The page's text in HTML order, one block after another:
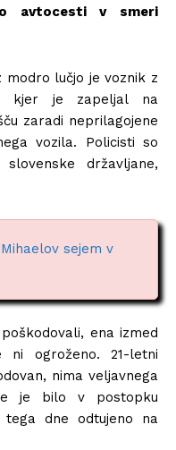
avtocesti v smeri
modro lučjo je voznik z
kjer je zapeljal na
zaradi neprilagojene
vozila. Policisti so
državljane,
sejem v
ena izmed
ni ogroženo. 21-letni
nima veljavnega
je bilo v postopku
dne odtujeno na